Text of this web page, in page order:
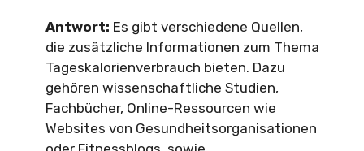
Antwort: Es gibt verschiedene Quellen,
die zusätzliche Informationen zum Thema
Tageskalorienverbrauch bieten. Dazu
gehören wissenschaftliche Studien,
Fachbücher, Online-Ressourcen wie
Websites von Gesundheitsorganisationen